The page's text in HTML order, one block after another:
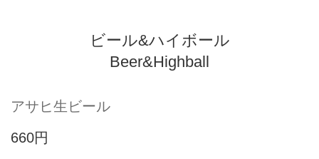
ビール&ハイボール
Beer&Highball
アサヒ生ビール
660円